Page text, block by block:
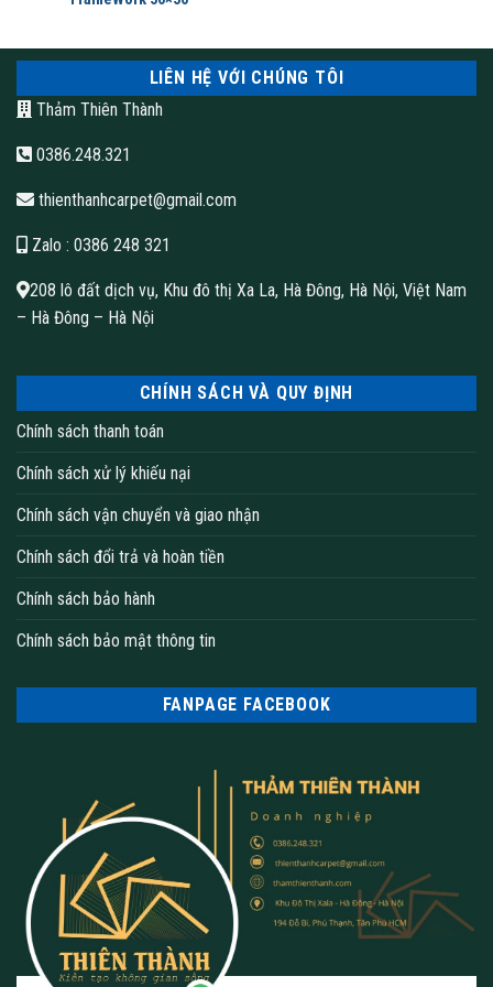
Thảm tấm văn phòng
LIÊN HỆ VỚI CHÚNG TÔI
Thảm Thiên Thành
0386.248.321
thienthanhcarpet@gmail.com
Zalo : 0386 248 321
208 lô đất dịch vụ, Khu đô thị Xa La, Hà Đông, Hà Nội, Việt Nam
– Hà Đông – Hà Nội
CHÍNH SÁCH VÀ QUY ĐỊNH
Chính sách thanh toán
Chính sách xử lý khiếu nại
Chính sách vận chuyển và giao nhận
Chính sách đổi trả và hoàn tiền
Chính sách bảo hành
Chính sách bảo mật thông tin
FANPAGE FACEBOOK